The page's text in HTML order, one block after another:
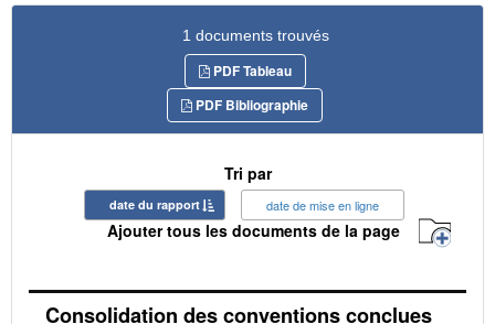
1 documents trouvés
PDF Tableau
PDF Bibliographie
Tri par
date du rapport date de mise en ligne
Ajouter tous les documents de la page
Consolidation des conventions conclues